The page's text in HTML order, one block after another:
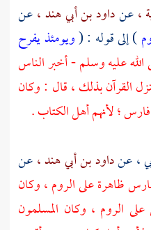
،عنداود بن أبي هند ،عن
) إلى قوله : (ويومئذ يفرح
عليه وسلم - أخبر الناس
القرآن بذلك ، قال : وكان
فارس ؛لأنهم أهل الكتاب .
،عنداود بن أبي هند ،عن
ظاهرة علىالروم ،وكان
على الروم ، وكان المسلمون